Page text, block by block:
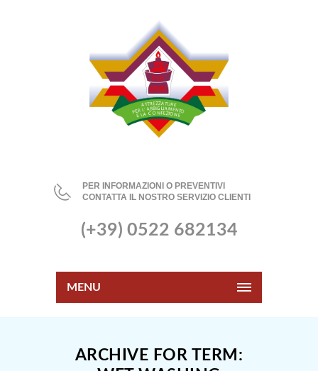
PER INFORMAZIONI O PREVENTIVI
CONTATTA IL NOSTRO SERVIZIO CLIENTI
(+39) 0522 682134
MENU
ARCHIVE FOR TERM: